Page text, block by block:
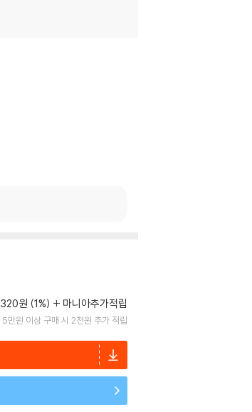
320원 (1%) 마니아추가적립
5만원 이상 구매 시 2천원 추가 적립